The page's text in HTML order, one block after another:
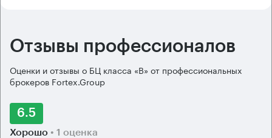
Отзывы профессионалов
Оценки и отзывы о БЦ класса «B» от профессиональных
брокеров Fortex.Group
6.5
Хорошо • 1 оценка